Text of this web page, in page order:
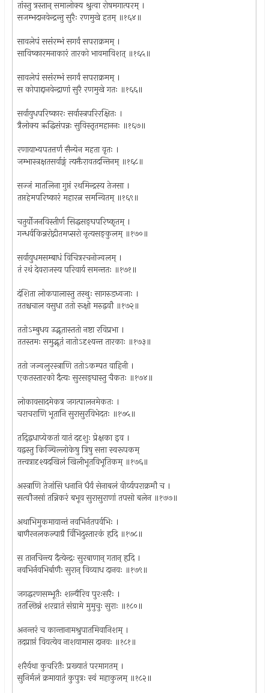
तांस्तु त्रस्तान् समालोक्य श्रुत्वा रोषमगात्परम् ।
सजम्भदानवेन्द्रन्तु सुरैः रणमुखे हतम् ॥१६४॥
सावलेपं ससंरम्भं सगर्वं सपराक्रमम् ।
साविष्कारमनाकारं तारको भावमाविशत् ॥१६५॥
सावलेपं ससंरम्भं सगर्वं सपराक्रमम् ।
स कोपाद्दानवेन्द्राणां सुरै रणमुखे गतः ॥१६६॥
सर्वायुधपरिष्कारः सर्वास्त्रपरिरक्षितः ।
त्रैलोक्य ऋद्धिसंपन्नः सुविस्तृतमहाननः ॥१६७॥
रणायाभ्यपतत्तर्णं सैन्येन महता वृतः ।
जम्भास्त्रक्षतसर्वाङ्गं त्यक्तैरावतदन्तिनम् ॥१६८॥
सज्जं मातलिना गुप्तं रथमिन्द्रस्य तेजसा ।
तप्तहेमपरिष्कारं महारत्न समन्वितम् ॥१६९॥
चतुर्योजनविस्तीर्ण सिद्धसङ्घपरिष्कृतम् ।
गन्धर्वकिन्नरोद्गीतमप्सरो नृत्यसङ्कुलम् ॥१७०॥
सर्वायुधमसम्बाधं विचित्ररचनोज्वलम् ।
तं रथं देवराजस्य परिवार्य समन्ततः ॥१७१॥
दंशिता लोकपालास्तु तस्थुः सागरुडध्वजाः ।
ततश्चचाल वसुधा ततो रूक्षो मरुद्ववौ ॥१७२॥
ततोऽम्बुधय उद्भूतास्ततो नष्टा रविप्रभा ।
ततस्तमः समुद्भूतं नातोऽदृश्यन्त तारकाः ॥१७३॥
ततो जज्वलुरस्त्राणि ततोऽकम्पत वाहिनी ।
एकतस्तारको दैत्यः सुरसङ्घास्तु चैकतः ॥१७४॥
लोकावसादमेकत्र जगत्पालनमेकतः ।
चराचराणि भूतानि सुरासुरविभेदतः ॥१७५॥
तद्द्विधाप्येकतां यातं ददृशुः प्रेक्षका इव ।
यद्वस्तु किञ्चिल्लोकेषु त्रिषु सत्ता स्वरूपकम्
तत्त्वत्रादृश्यदखिलं खिलीभूतविभूतिकम् ॥१७६॥
अस्त्राणि तेजांसि धनानि धैर्यं सेनाबलं वीर्य्यपराक्रमौ च ।
सत्वौजसां तन्निकरं बभूव सुरासुराणां तपसो बलेन ॥१७७॥
अथाभिमुकमायान्तं नवभिर्नतपर्वभिः ।
बाणैरनलकल्पाग्रै र्विभिदुस्तारकं हृदि ॥१७८॥
स तानचिन्त्य दैत्येन्द्रः सुरबाणान् गतान् हृदि ।
नवभिर्नवभिर्बाणैः सुरान् विव्याध दानवः ॥१७९॥
जगद्धरणसम्भूतैः शल्यैरिव पुरःसरैः ।
ततश्छिन्नं शरव्रातं संग्रामे मुमुचुः सुराः ॥१८०॥
अनन्तरं च कान्तानामश्रुपातमिवानिशम् ।
तदप्राप्तं वियत्येव नाशयामास दानवः ॥१८१॥
शरैर्यथा कुचरितैः प्रख्यातं परमागतम् ।
सुनिर्मलं क्रमायातं कुपुत्रः स्वं महाकुलम् ॥१८२॥